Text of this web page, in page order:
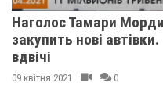
Наголос Тамари
закупить нові
вдвічі
09 квітня 2021 0